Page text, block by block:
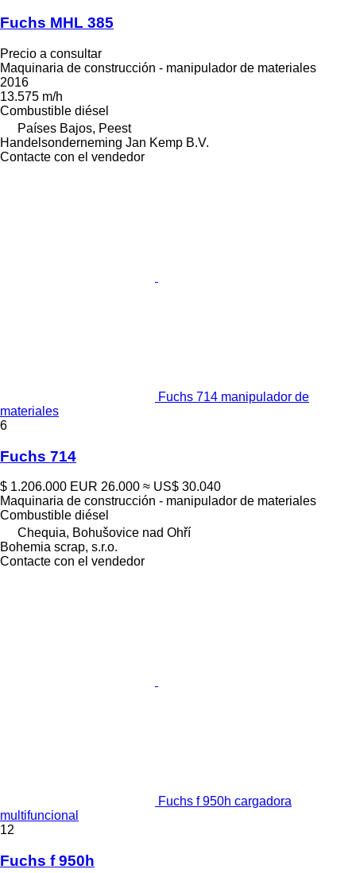
Fuchs MHL 385
Precio a consultar
Maquinaria de construcción - manipulador de materiales
2016
13.575 m/h
Combustible diésel
Países Bajos, Peest
Handelsonderneming Jan Kemp B.V.
Contacte con el vendedor
Fuchs 714 manipulador de
materiales
6
Fuchs 714
$ 1.206.000 EUR 26.000 ≈ US$ 30.040
Maquinaria de construcción - manipulador de materiales
Combustible diésel
Chequia, Bohušovice nad Ohří
Bohemia scrap, s.r.o.
Contacte con el vendedor
Fuchs f 950h cargadora
multifuncional
12
Fuchs f 950h